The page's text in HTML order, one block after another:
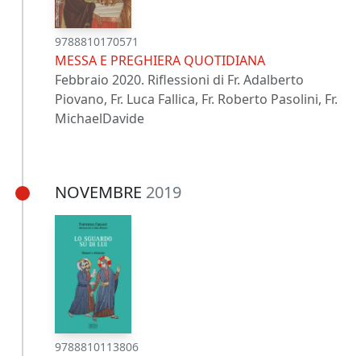
9788810170571
MESSA E PREGHIERA QUOTIDIANA
Febbraio 2020. Riflessioni di Fr. Adalberto
Piovano, Fr. Luca Fallica, Fr. Roberto Pasolini, Fr.
MichaelDavide
NOVEMBRE 2019
9788810113806